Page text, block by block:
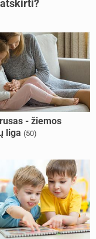
- žiemos
liga (50)